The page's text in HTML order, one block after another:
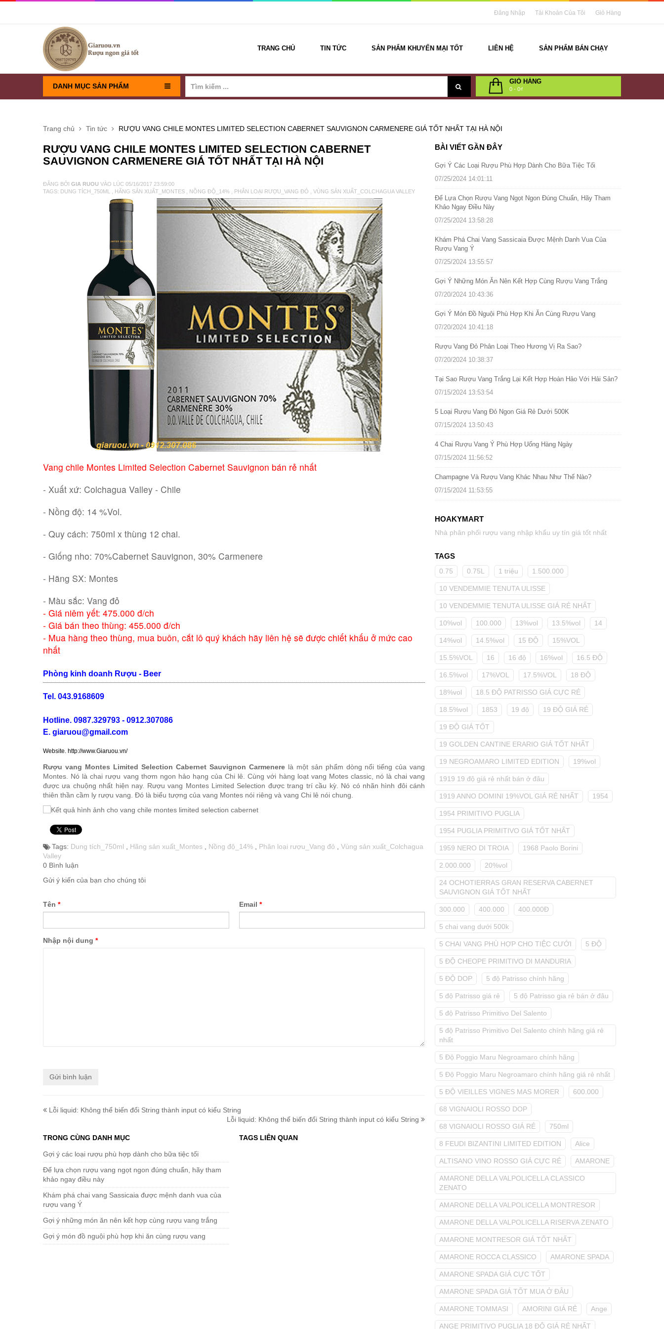
Đăng Nhập Tài Khoản Của Tôi Giỏ Hàng
TRANG CHỦ TIN TỨC SẢN PHẨM KHUYẾN MẠI TỐT LIÊN HỆ SẢN PHẨM BÁN CHẠY
DANH MỤC SẢN PHẨM
VANG TÂY BAN NHA
RƯỢU VANG NGỌT
RƯỢU VANG BỊCH
RƯỢU VANG ÚC
RƯỢU VANG ÁO
RƯỢU SỮA
RƯỢU CHAMPANGNE
RƯỢU WHISKY
RƯỢU XO BRANDY
RƯỢU VANG ĐÀ LẠT
BIA NGOẠI
TRỐNG RƯỢU
Vang Newzeland giá rẻ nhất
Rượu Vang Argentina
VANG CANADA ICEWINE
RƯỢU VANG NAM PHI
Rượu Vang BỒ ĐÀO NHA
RƯỢU VANG ROMANIA GIÁ
CỰC RẺ
RƯỢU VANG ĐỨC
GIỎ HÀNG
0 - 0₫
Trang chủ Tin tức RƯỢU VANG CHILE MONTES LIMITED SELECTION CABERNET SAUVIGNON CARMENERE GIÁ TỐT NHẤT TẠI HÀ NỘI
RƯỢU VANG CHILE MONTES LIMITED SELECTION CABERNET
SAUVIGNON CARMENERE GIÁ TỐT NHẤT TẠI HÀ NỘI
ĐĂNG BỞI GIA RUOU VÀO LÚC 05/16/2017 23:59:00
TAGS: DUNG TÍCH_750ML HÃNG SẢN XUẤT_MONTES NỒNG ĐỘ_14% PHÂN LOẠI RƯỢU_VANG ĐỎ VÙNG SẢN XUẤT_COLCHAGUA VALLEY
Vang chile Montes Limited Selection Cabernet Sauvignon bán rẻ nhất
- Xuất xứ: Colchagua Valley - Chile
- Nồng độ: 14 %Vol.
- Quy cách: 750ml x thùng 12 chai.
- Giống nho: 70%Cabernet Sauvignon, 30% Carmenere
- Hãng SX: Montes
- Màu sắc: Vang đỏ
- Giá niêm yết: 475.000 đ/ch
- Giá bán theo thùng: 455.000 đ/ch
- Mua hàng theo thùng, mua buôn, cắt lô quý khách hãy liên hệ sẽ được chiết khấu ở mức cao
nhất
Phòng kinh doanh Rượu - Beer
Tel. 043.9168609
Hotline. 0987.329793 - 0912.307086
E. giaruou@gmail.com
Website. http://www.Giaruou.vn/
Rượu vang Montes Limited Selection Cabernet Sauvignon Carmenere là một sản phẩm dòng nổi tiếng của vang
Montes. Nó là chai rượu vang thơm ngon hảo hạng của Chi lê. Cùng với hàng loạt vang Motes classic, nó là chai vang
được ưa chuộng nhất hiện nay. Rượu vang Montes Limited Selection được trang trí cầu kỳ. Nó có nhãn hình đôi cánh
thiên thần cầm ly rượu vang. Đó là biểu tượng của vang Montes nói riêng và vang Chi lê nói chung.
Tags: Dung tích_750ml Hãng sản xuất_Montes Nồng độ_14% Phân loại rượu_Vang đỏ
Vùng sản xuất_Colchagua
Valley
0 Bình luận
Gửi ý kiến của bạn cho chúng tôi
Tên * Email *
Nhập nội dung *
Lỗi liquid: Không thể biến đổi String thành input có kiểu String
Lỗi liquid: Không thể biến đổi String thành input có kiểu String
TRONG CÙNG DANH MỤC
Gợi ý các loại rượu phù hợp dành cho bữa tiệc tối
Để lựa chọn rượu vang ngọt ngon đúng chuẩn, hãy tham
khảo ngay điều này
Khám phá chai vang Sassicaia được mệnh danh vua của
rượu vang Ý
Gợi ý những món ăn nên kết hợp cùng rượu vang trắng
Gợi ý món đồ nguội phù hợp khi ăn cùng rượu vang
TAGS LIÊN QUAN
BÀI VIẾT GẦN ĐÂY
Gợi Ý Các Loại Rượu Phù Hợp Dành Cho Bữa Tiệc Tối
07/25/2024 14:01:11
Để Lựa Chọn Rượu Vang Ngọt Ngon Đúng Chuẩn, Hãy Tham
Khảo Ngay Điều Này
07/25/2024 13:58:28
Khám Phá Chai Vang Sassicaia Được Mệnh Danh Vua Của
Rượu Vang Ý
07/25/2024 13:55:57
Gợi Ý Những Món Ăn Nên Kết Hợp Cùng Rượu Vang Trắng
07/20/2024 10:43:36
Gợi Ý Món Đồ Nguội Phù Hợp Khi Ăn Cùng Rượu Vang
07/20/2024 10:41:18
Rượu Vang Đỏ Phân Loại Theo Hương Vị Ra Sao?
07/20/2024 10:38:37
Tại Sao Rượu Vang Trắng Lại Kết Hợp Hoàn Hảo Với Hải Sản?
07/15/2024 13:53:54
5 Loại Rượu Vang Đỏ Ngon Giá Rẻ Dưới 500K
07/15/2024 13:50:43
4 Chai Rượu Vang Ý Phù Hợp Uống Hàng Ngày
07/15/2024 11:56:52
Champagne Và Rượu Vang Khác Nhau Như Thế Nào?
07/15/2024 11:53:55
HOAKYMART
Nhà phân phối rượu vang nhập khẩu uy tín giá tốt nhất
TAGS
0.75 0.75L 1 triệu 1.500.000
10 VENDEMMIE TENUTA ULISSE
10 VENDEMMIE TENUTA ULISSE GIÁ RẺ NHẤT
10%vol 100.000 13%vol 13.5%vol 14
14%vol 14.5%vol 15 ĐỘ 15%VOL
15.5%VOL 16 16 độ 16%vol 16.5 ĐỘ
16.5%vol 17%VOL 17.5%VOL 18 ĐỘ
18%vol 18.5 ĐỘ PATRISSO GIÁ CỰC RẺ
18.5%vol 1853 19 độ 19 ĐỘ GIÁ RẺ
19 ĐỘ GIÁ TỐT
19 GOLDEN CANTINE ERARIO GIÁ TỐT NHẤT
19 NEGROAMARO LIMITED EDITION 19%vol
1919 19 độ giá rẻ nhất bán ở đâu
1919 ANNO DOMINI 19%VOL GIÁ RẺ NHẤT 1954
1954 PRIMITIVO PUGLIA
1954 PUGLIA PRIMITIVO GIÁ TỐT NHẤT
1959 NERO DI TROIA 1968 Paolo Borini
2.000.000 20%vol
24 OCHOTIERRAS GRAN RESERVA CABERNET
SAUVIGNON GIÁ TỐT NHẤT
300.000 400.000 400.000Đ
5 chai vang dưới 500k
5 CHAI VANG PHÙ HỢP CHO TIỆC CƯỚI 5 ĐỘ
5 ĐỘ CHEOPE PRIMITIVO DI MANDURIA
5 ĐỘ DOP 5 độ Patrisso chính hãng
5 độ Patrisso giá rẻ 5 độ Patrisso gia rẻ bán ở đâu
5 độ Patrisso Primitivo Del Salento
5 độ Patrisso Primitivo Del Salento chính hãng giá rẻ
nhất
5 Độ Poggio Maru Negroamaro chính hãng
5 Độ Poggio Maru Negroamaro chính hãng giá rẻ nhất
5 ĐỘ VIEILLES VIGNES MAS MORER 600.000
68 VIGNAIOLI ROSSO DOP
68 VIGNAIOLI ROSSO GIÁ RẺ 750ml
8 FEUDI BIZANTINI LIMITED EDITION Alice
ALTISANO VINO ROSSO GIÁ CỰC RẺ AMARONE
AMARONE DELLA VALPOLICELLA CLASSICO
ZENATO
AMARONE DELLA VALPOLICELLA MONTRESOR
AMARONE DELLA VALPOLICELLA RISERVA ZENATO
AMARONE MONTRESOR GIÁ TỐT NHẤT
AMARONE ROCCA CLASSICO AMARONE SPADA
AMARONE SPADA GIÁ CỰC TỐT
AMARONE SPADA GIÁ TỐT MUA Ở ĐÂU
AMARONE TOMMASI AMORINI GIÁ RẺ Ange
ANGE PRIMITIVO PUGLIA 18 ĐỘ GIÁ RẺ NHẤT